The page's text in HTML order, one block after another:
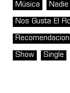
Música
Nos Gusta El
Show Single